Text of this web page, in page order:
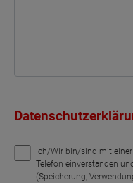
Ich/Wir bin/sind mit
Telefon einverstanden
(Speicherung,